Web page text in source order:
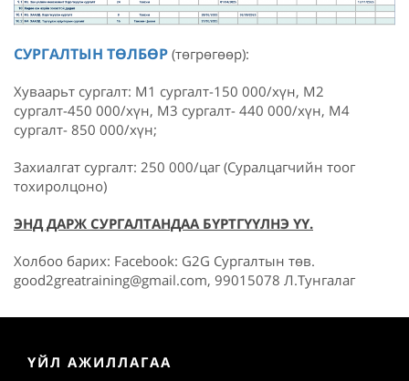
СУРГАЛТЫН ТӨЛБӨР (төгрөгөөр):
Хуваарьт сургалт: M1 сургалт-150 000/хүн, M2
сургалт-450 000/хүн, M3 сургалт- 440 000/хүн, M4
сургалт- 850 000/хүн;
Захиалгат сургалт: 250 000/цаг (Суралцагчийн тоог
тохиролцоно)
ЭНД ДАРЖ СУРГАЛТАНДАА БҮРТГҮҮЛНЭ ҮҮ.
Холбоо барих: Facebook: G2G Сургалтын төв.
good2greatraining@gmail.com, 99015078 Л.Тунгалаг
ҮЙЛ АЖИЛЛАГАА